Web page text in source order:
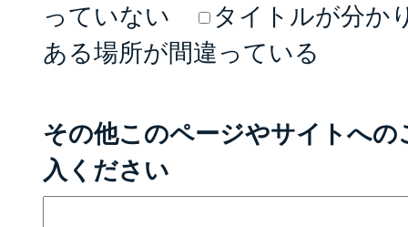
っていない
タイトルが分か
ある場所が間違っている
その他このページやサイトへ
入ください